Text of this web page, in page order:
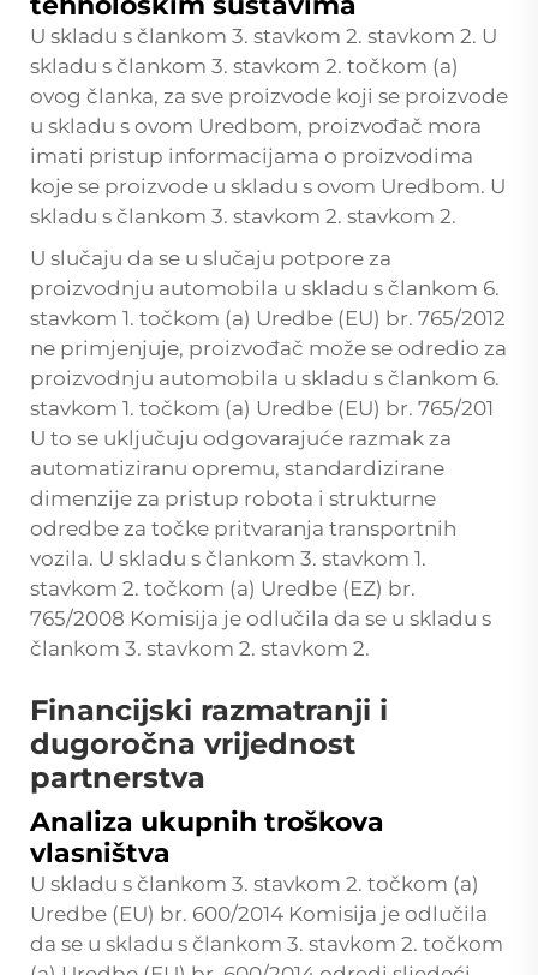
U skladu s člankom 3. stavkom 2. stavkom 2. U
skladu s člankom 3. stavkom 2. točkom (a)
ovog članka, za sve proizvode koji se proizvode
u skladu s ovom Uredbom, proizvođač mora
imati pristup informacijama o proizvodima
koje se proizvode u skladu s ovom Uredbom. U
skladu s člankom 3. stavkom 2. stavkom 2.
U slučaju da se u slučaju potpore za
proizvodnju automobila u skladu s člankom 6.
stavkom 1. točkom (a) Uredbe (EU) br. 765/2012
ne primjenjuje, proizvođač može se odredio za
proizvodnju automobila u skladu s člankom 6.
stavkom 1. točkom (a) Uredbe (EU) br. 765/201
U to se uključuju odgovarajuće razmak za
automatiziranu opremu, standardizirane
dimenzije za pristup robota i strukturne
odredbe za točke pritvaranja transportnih
vozila. U skladu s člankom 3. stavkom 1.
stavkom 2. točkom (a) Uredbe (EZ) br.
765/2008 Komisija je odlučila da se u skladu s
člankom 3. stavkom 2. stavkom 2.
Financijski razmatranji i
dugoročna vrijednost
partnerstva
Analiza ukupnih troškova
vlasništva
U skladu s člankom 3. stavkom 2. točkom (a)
Uredbe (EU) br. 600/2014 Komisija je odlučila
da se u skladu s člankom 3. stavkom 2. točkom